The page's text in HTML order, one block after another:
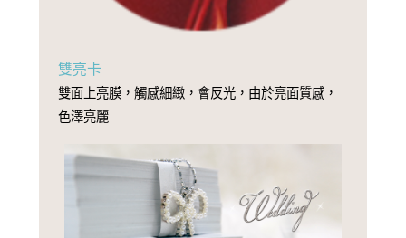
雙亮卡
雙面上亮膜，觸感細緻，會反光，由於亮面質感，
色澤亮麗